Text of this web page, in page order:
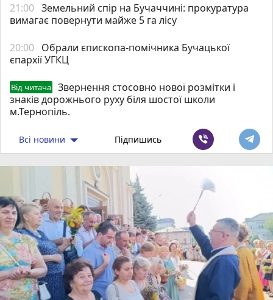
21:00 Земельний спір на Бучаччині: прокуратура
вимагає повернути майже 5 га лісу
20:00 Обрали єпископа-помічника Бучацької
єпархії УГКЦ
Від читача
Звернення стосовно нової розмітки і
знаків дорожнього руху біля шостої школи
м.Тернопіль.
Всі новини Підпишись